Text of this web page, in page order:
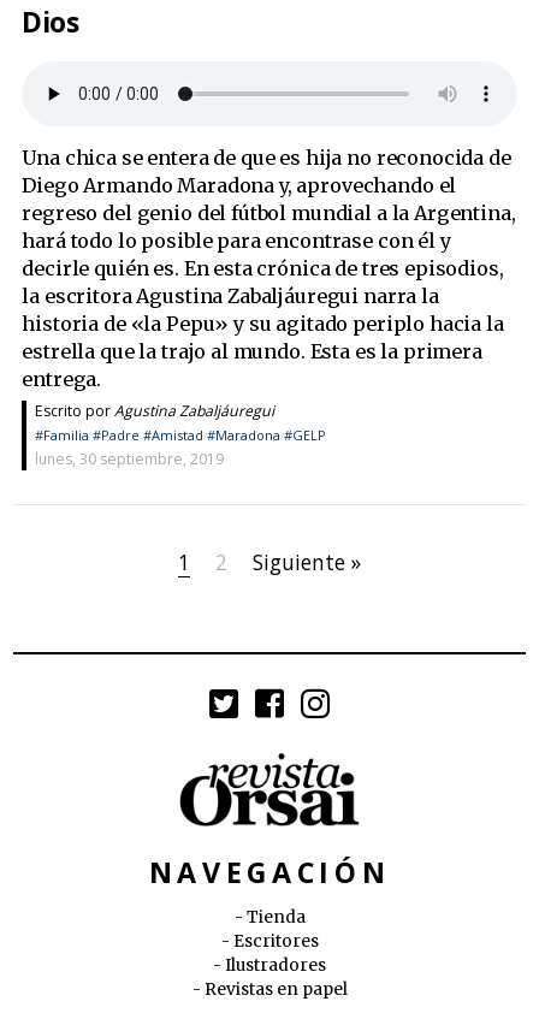
Dios
Una chica se entera de que es hija no reconocida de
Diego Armando Maradona y, aprovechando el
regreso del genio del fútbol mundial a la Argentina,
hará todo lo posible para encontrase con él y
decirle quién es. En esta crónica de tres episodios,
la escritora Agustina Zabaljáuregui narra la
historia de «la Pepu» y su agitado periplo hacia la
estrella que la trajo al mundo. Esta es la primera
entrega.
Escrito porAgustina Zabaljáuregui
#Familia #Padre #Amistad #Maradona #GELP
lunes, 30 septiembre, 2019
1 2 Siguiente »
NAVEGACIÓN
Tienda
Escritores
Ilustradores
Revistas en papel